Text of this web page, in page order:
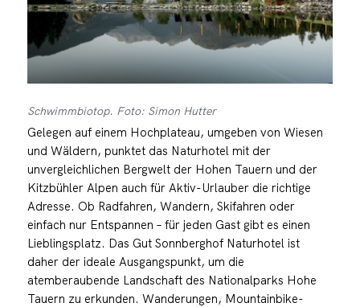
Schwimmbiotop. Foto: Simon Hutter
Gelegen auf einem Hochplateau, umgeben von Wiesen
und Wäldern, punktet das Naturhotel mit der
unvergleichlichen Bergwelt der Hohen Tauern und der
Kitzbühler Alpen auch für Aktiv-Urlauber die richtige
Adresse. Ob Radfahren, Wandern, Skifahren oder
einfach nur Entspannen – für jeden Gast gibt es einen
Lieblingsplatz. Das Gut Sonnberghof Naturhotel ist
daher der ideale Ausgangspunkt, um die
atemberaubende Landschaft des Nationalparks Hohe
Tauern zu erkunden. Wanderungen, Mountainbike-